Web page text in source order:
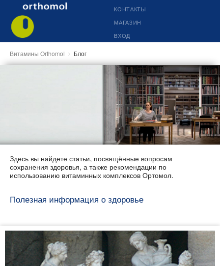
КОНТАКТЫ
МАГАЗИН
ВХОД
Витамины Orthomol Блог
Здесь вы найдете статьи, посвящённые вопросам
сохранения здоровья, а также рекомендации по
использованию витаминных комплексов Ортомол.
Полезная информация о здоровье